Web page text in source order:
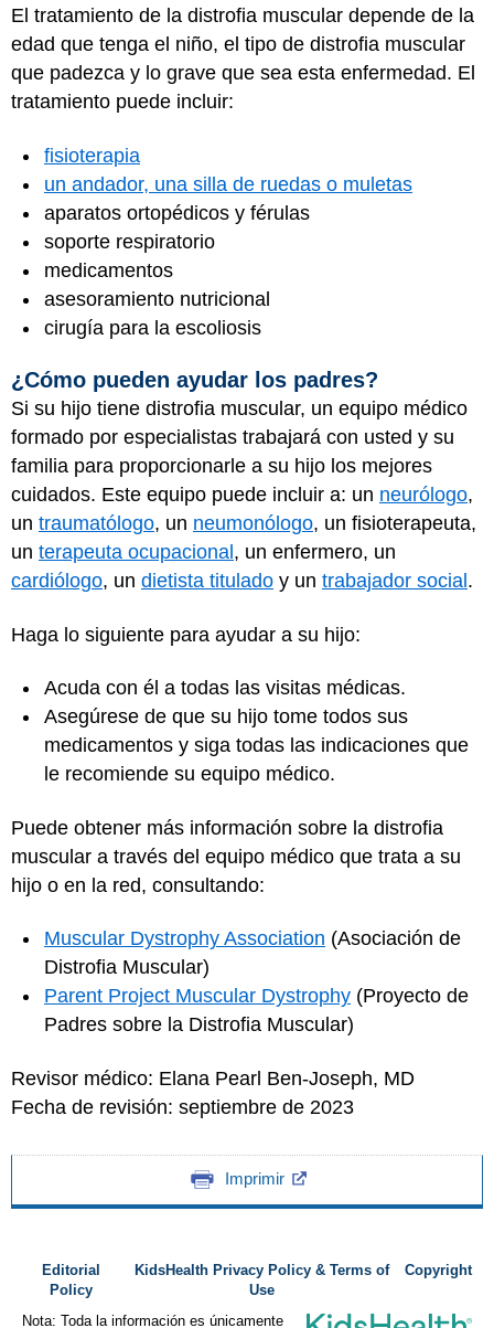
El tratamiento de la distrofia muscular depende de la
edad que tenga el niño, el tipo de distrofia muscular
que padezca y lo grave que sea esta enfermedad. El
tratamiento puede incluir:
fisioterapia
un andador, una silla de ruedas o muletas
aparatos ortopédicos y férulas
soporte respiratorio
medicamentos
asesoramiento nutricional
cirugía para la escoliosis
¿Cómo pueden ayudar los padres?
Si su hijo tiene distrofia muscular, un equipo médico
formado por especialistas trabajará con usted y su
familia para proporcionarle a su hijo los mejores
cuidados. Este equipo puede incluir a: un neurólogo,
un traumatólogo, un neumonólogo, un fisioterapeuta,
un terapeuta ocupacional , un enfermero, un
cardiólogo, un dietista titulado y un trabajador social .
Haga lo siguiente para ayudar a su hijo:
Acuda con él a todas las visitas médicas.
Asegúrese de que su hijo tome todos sus
medicamentos y siga todas las indicaciones que
le recomiende su equipo médico.
Puede obtener más información sobre la distrofia
muscular a través del equipo médico que trata a su
hijo o en la red, consultando:
Muscular Dystrophy Association (Asociación de
Distrofia Muscular)
Parent Project Muscular Dystrophy (Proyecto de
Padres sobre la Distrofia Muscular)
Revisor médico: Elana Pearl Ben-Joseph, MD
Fecha de revisión: septiembre de 2023
Imprimir
Editorial
Policy
KidsHealth Privacy Policy & Terms of
Use
Copyright
Nota: Toda la información es únicamente